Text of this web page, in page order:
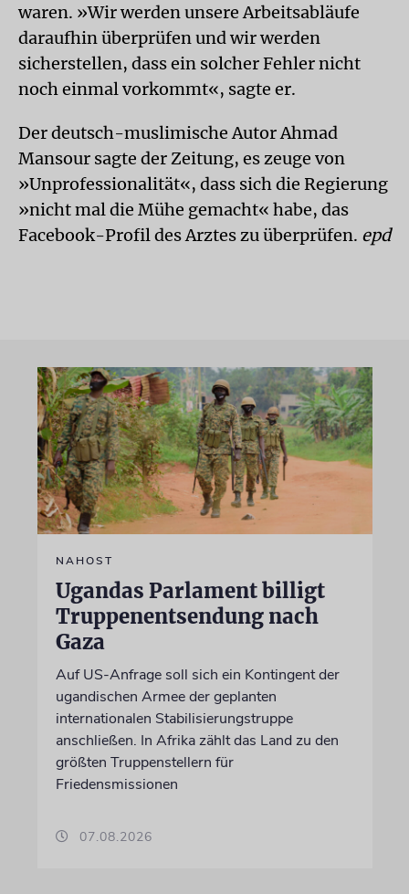
waren. »Wir werden unsere Arbeitsabläufe
daraufhin überprüfen und wir werden
sicherstellen, dass ein solcher Fehler nicht
noch einmal vorkommt«, sagte er.
Der deutsch-muslimische Autor Ahmad
Mansour sagte der Zeitung, es zeuge von
»Unprofessionalität«, dass sich die Regierung
»nicht mal die Mühe gemacht« habe, das
Facebook-Profil des Arztes zu überprüfen. epd
NAHOST
Ugandas Parlament billigt
Truppenentsendung nach
Gaza
Auf US-Anfrage soll sich ein Kontingent der
ugandischen Armee der geplanten
internationalen Stabilisierungstruppe
anschließen. In Afrika zählt das Land zu den
größten Truppenstellern für
Friedensmissionen
07.08.2026